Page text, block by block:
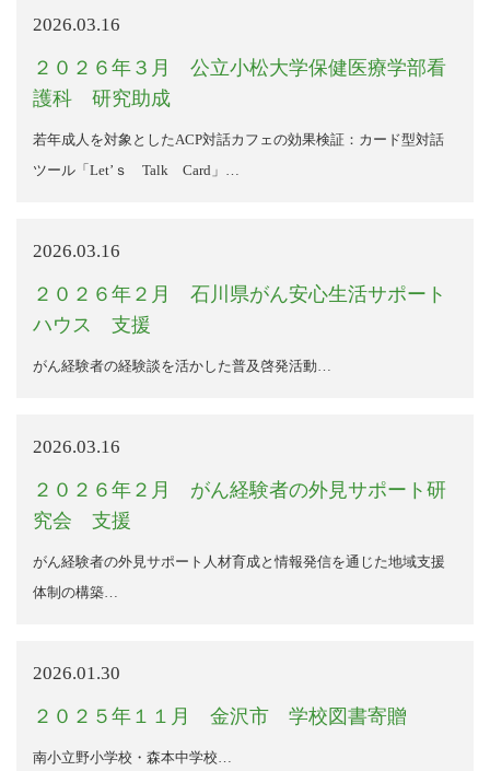
2026.03.16
２０２６年３月 公立小松大学保健医療学部看
護科 研究助成
若年成人を対象としたACP対話カフェの効果検証：カード型対話
ツール「Let’ｓ Talk Card」…
2026.03.16
２０２６年２月 石川県がん安心生活サポート
ハウス 支援
がん経験者の経験談を活かした普及啓発活動…
2026.03.16
２０２６年２月 がん経験者の外見サポート研
究会 支援
がん経験者の外見サポート人材育成と情報発信を通じた地域支援
体制の構築…
2026.01.30
２０２５年１１月 金沢市 学校図書寄贈
南小立野小学校・森本中学校…